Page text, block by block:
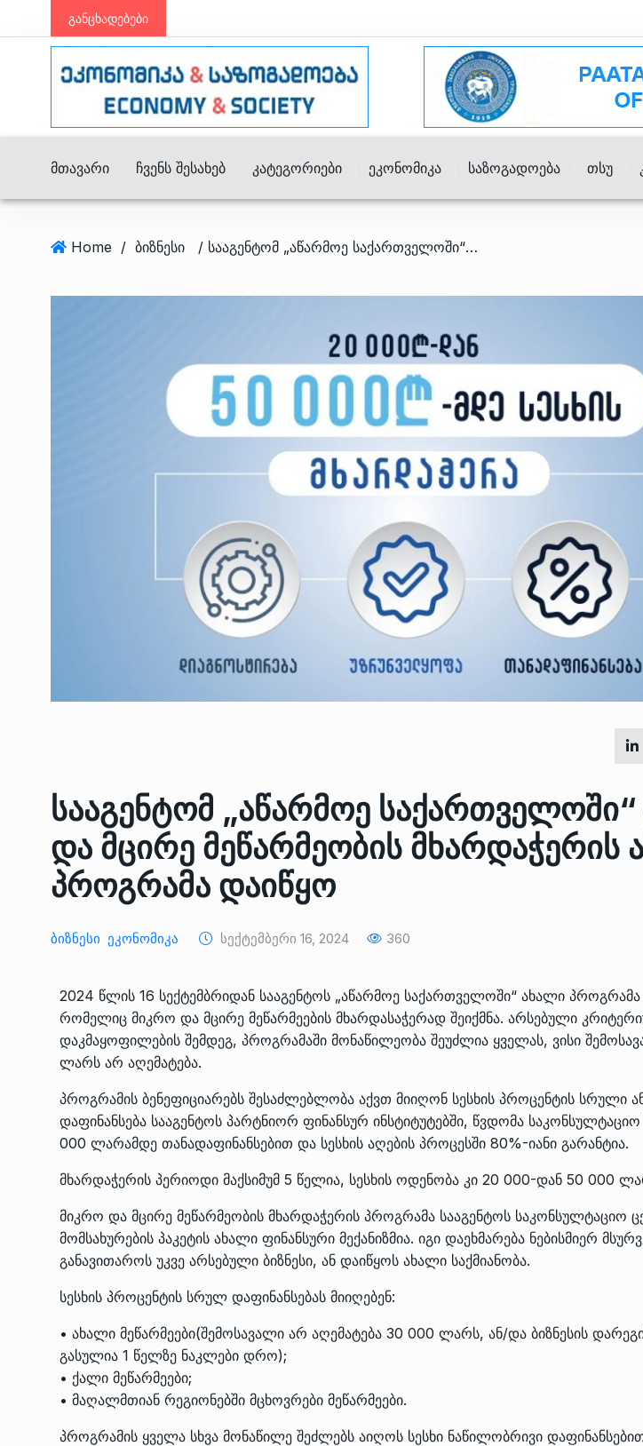
განცხადებები
Მთავარი Ჩვენს Შესახებ Კატეგორიები Ეკონომიკა Საზოგადოება Თსუ
Home / ბიზნესი / სააგენტომ „აწარმოე საქართველოში“ მიკრო და მცირე მეწარმეობის მხარდაჭერის ახალი პროგრამა დაიწყო
სააგენტომ „აწარმოე
და მცირე მეწარმეობის მხარდაჭერის
პროგრამა დაიწყო
Ბიზნესი Ეკონომიკა Სექტემბერი 16, 2024 360
2024 წლის 16 სექტემბრიდან სააგენტოს „აწარმოე საქართველოში“ ახალი
რომელიც მიკრო და მცირე მეწარმეების მხარდასაჭერად შეიქმნა. არსებული
დაკმაყოფილების შემდეგ, პროგრამაში მონაწილეობა შეუძლია ყველას, ვისი
ლარს არ აღემატება.
პროგრამის ბენეფიციარებს შესაძლებლობა აქვთ მიიღონ სესხის პროცენტის სრული
დაფინანსება სააგენტოს პარტნიორ ფინანსურ ინსტიტუტებში, წვდომა საკონსულტაციო
000 ლარამდე თანადაფინანსებით და სესხის აღების პროცესში 80%-იანი გარანტია.
მხარდაჭერის პერიოდი მაქსიმუმ 5 წელია, სესხის ოდენობა კი 20 000-დან 50 000
მიკრო და მცირე მეწარმეობის მხარდაჭერის პროგრამა სააგენტოს საკონსულტაციო
მომსახურების პაკეტის ახალი ფინანსური მექანიზმია. იგი დაეხმარება ნებისმიერ
განავითაროს უკვე არსებული ბიზნესი, ან დაიწყოს ახალი საქმიანობა.
სესხის პროცენტის სრულ დაფინანსებას მიიღებენ:
• ახალი მეწარმეები(შემოსავალი არ აღემატება 30 000 ლარს, ან/და ბიზნესის
გასულია 1 წელზე ნაკლები დრო);
• ქალი მეწარმეები;
• მაღალმთიან რეგიონებში მცხოვრები მეწარმეები.
პროგრამის ყველა სხვა მონაწილე შეძლებს აიღოს სესხი ნაწილობრივი
6
ოთარ შამუგია ბაქოში გამართულ
მინისტერიალზე სიტყვით…
ᲔᲙᲝᲜᲝᲛᲘᲙᲐ 10/05/2022
სამსახურის…
ᲔᲙᲝᲜᲝᲛᲘᲙᲐ 10/05/2022
8
საქართველოს რკინიგზის
გენერალურმა დირექტორმა შუა
დერეფნის…
ᲔᲙᲝᲜᲝᲛᲘᲙᲐ 11/05/2022
9
სახელობის ოპერისა და
ბალეტის…
ᲙᲣᲚᲢᲣᲠᲐ 13/05/2022
10
თბილისის ზაქარია ფალიაშვილის
სახელობის ოპერისა და
ბალეტის…
11
ზურაბ
ᲠᲔᲒᲘᲝᲜᲔᲑᲘ
მარაგი
14
ᲒᲐᲜᲐᲗᲚᲔᲑᲐ
15
ᲒᲐᲜᲐᲗᲚᲔᲑᲐ